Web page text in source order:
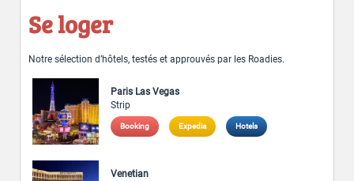
Se loger
Notre sélection d’hôtels, testés et approuvés par les Roadies.
Paris Las Vegas
Strip
Booking Expedia Hotels
Venetian